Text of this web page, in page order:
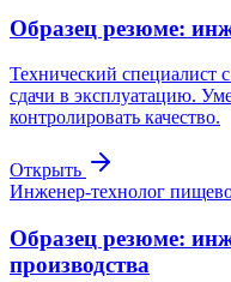
Образец резюме:
Технический специалист
сдачи в эксплуатацию.
контролировать качество.
Открыть
Инженер-технолог
Образец резюме:
производства